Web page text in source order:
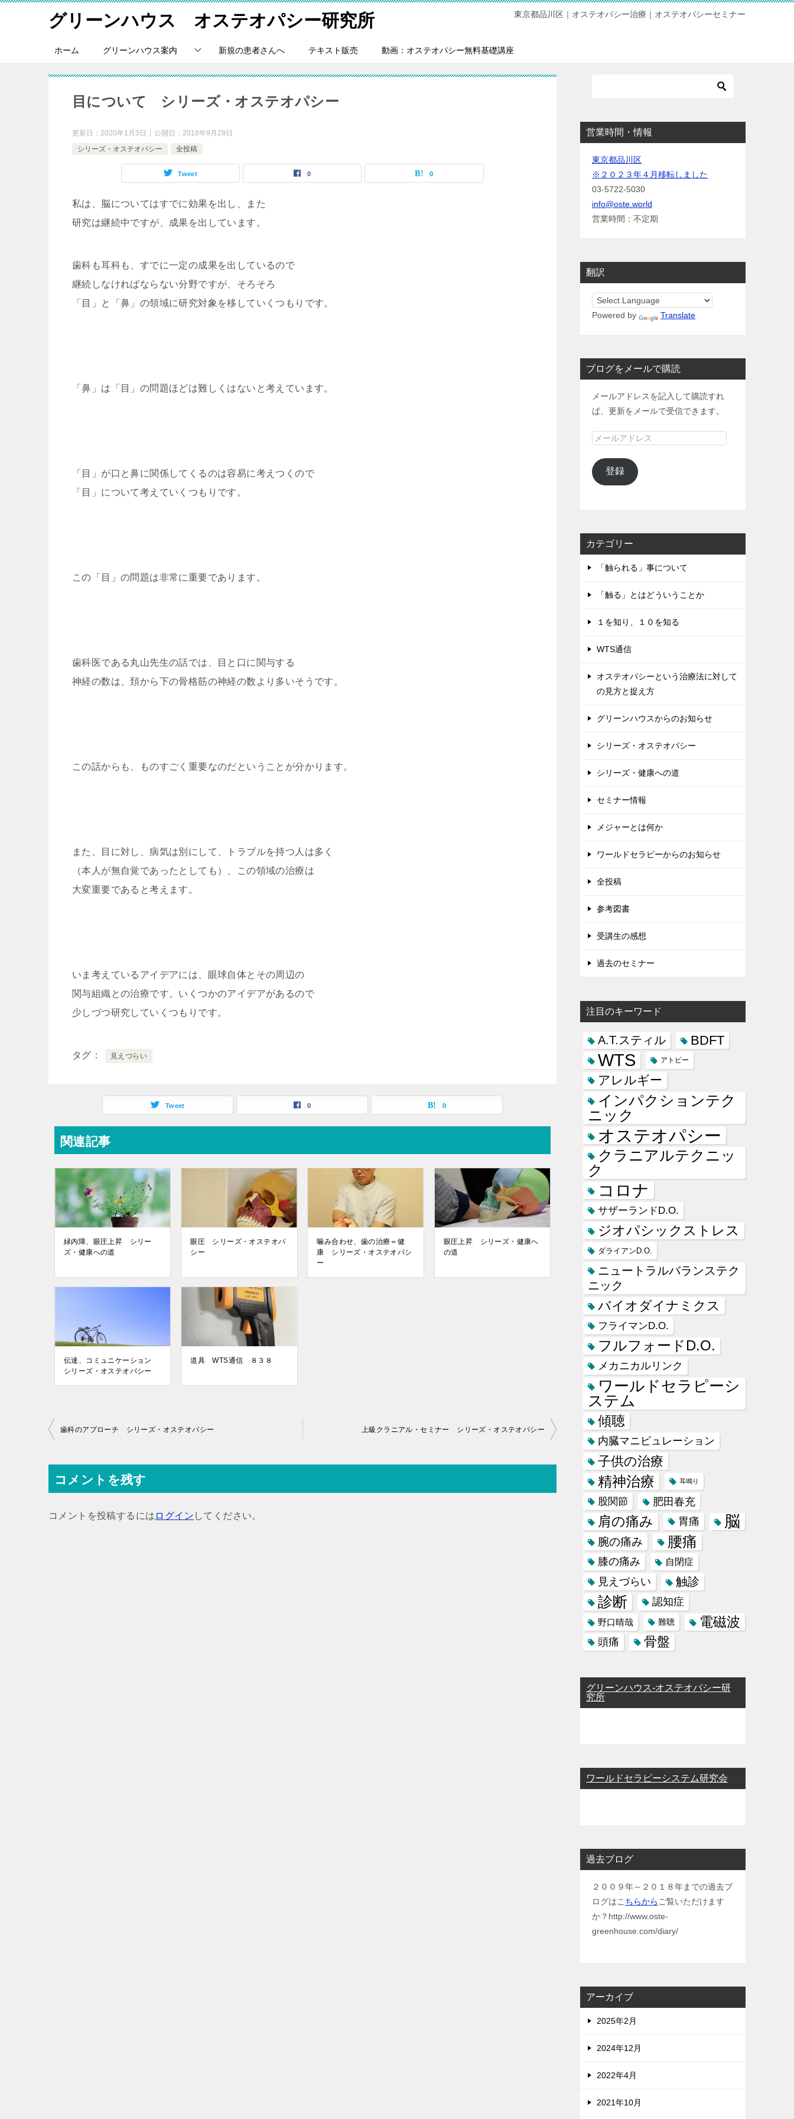
グリーンハウス オステオパシー研究所 東京都品川区｜オステオパシー治療｜オステオパシーセミナー
ホーム グリーンハウス案内 新規の患者さんへ テキスト販売 動画：オステオパシー無料基礎講座
目について シリーズ・オステオパシー
更新日： 2020年1月3日 公開日： 2018年9月28日
シリーズ・オステオパシー
全投稿
Tweet 0 0
私は、脳についてはすでに効果を出し、また
研究は継続中ですが、成果を出しています。
歯科も耳科も、すでに一定の成果を出しているので
継続しなければならない分野ですが、そろそろ
「目」と「鼻」の領域に研究対象を移していくつもりです。
「鼻」は「目」の問題ほどは難しくはないと考えています。
「目」が口と鼻に関係してくるのは容易に考えつくので
「目」について考えていくつもりです。
この「目」の問題は非常に重要であります。
歯科医である丸山先生の話では、目と口に関与する
神経の数は、頚から下の骨格筋の神経の数より多いそうです。
この話からも、ものすごく重要なのだということが分かります。
また、目に対し、病気は別にして、トラブルを持つ人は多く
（本人が無自覚であったとしても）、この領域の治療は
大変重要であると考えます。
いま考えているアイデアには、眼球自体とその周辺の
関与組織との治療です。いくつかのアイデアがあるので
少しづつ研究していくつもりです。
タグ 見えづらい
Tweet 0 0
関連記事
緑内障、眼圧上昇 シリー
ズ・健康への道
眼圧 シリーズ・オステオパ
シー
噛み合わせ、歯の治療＝健
康 シリーズ・オステオパシ
ー
眼圧上昇 シリーズ・健康へ
の道
伝達、コミュニケーション
シリーズ・オステオパシー
道具 WTS通信 ８３８
投
ナ
ビ
ー
歯科のアプローチ シリーズ・オステオパシー 上級クラニアル・セミナー シリーズ・オステオパシー
コメントを残す
コメントを投稿するには ログイン してください。
営業時間・情報
東京都品川区
※２０２３年４月移転しました
03-5722-5030
info@oste.world
営業時間：不定期
翻訳
Powered by Translate
ブログをメールで購読
メールアドレスを記入して購読すれ
ば、更新をメールで受信できます。
メ
ル
ア
登録
カテゴリー
「触られる」事について
「触る」とはどういうことか
１を知り、１０を知る
WTS通信
オステオパシーという治療法に対して
の見方と捉え方
グリーンハウスからのお知らせ
シリーズ・オステオパシー
シリーズ・健康への道
セミナー情報
メジャーとは何か
ワールドセラピーからのお知らせ
全投稿
参考図書
受講生の感想
過去のセミナー
注目のキーワード
A.T.スティル BDFT
WTS アトピー
アレルギー
インパクションテク
ニック
オステオパシー
クラニアルテクニッ
ク
コロナ
サザーランドD.O.
ジオパシックストレス
ダライアンD.O.
ニュートラルバランステク
ニック
バイオダイナミクス
フライマンD.O.
フルフォードD.O.
メカニカルリンク
ワールドセラピーシ
ステム
傾聴
内臓マニピュレーション
子供の治療
精神治療 耳鳴り
股関節 肥田春充
肩の痛み 胃痛 脳
腕の痛み 腰痛
膝の痛み 自閉症
見えづらい 触診
診断 認知症
野口晴哉 難聴 電磁波
頭痛 骨盤
グリーンハウス-オステオパシー研
究所
ワールドセラピーシステム研究会
過去ブログ
２００９年～２０１８年までの過去ブ
ログはこ ちらから ご覧いただけます
か？http://www.oste-
greenhouse.com/diary/
アーカイブ
2025年2月
2024年12月
2022年4月
2021年10月